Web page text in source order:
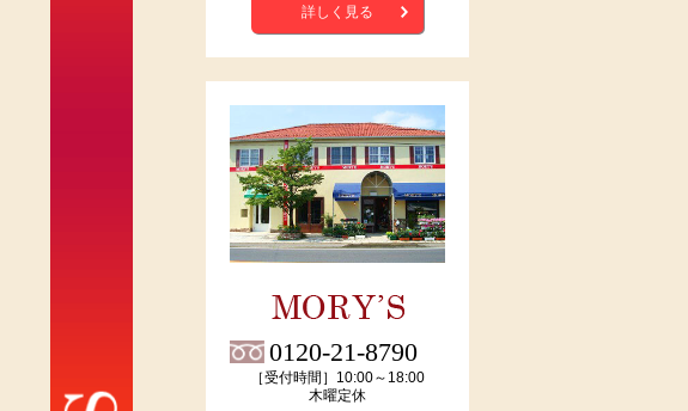
詳しく見る
0120-21-8790
［受付時間］10:00～18:00
木曜定休